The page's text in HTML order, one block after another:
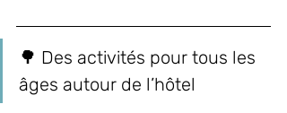
🌳 Des activités pour tous les
âges autour de l’hôtel